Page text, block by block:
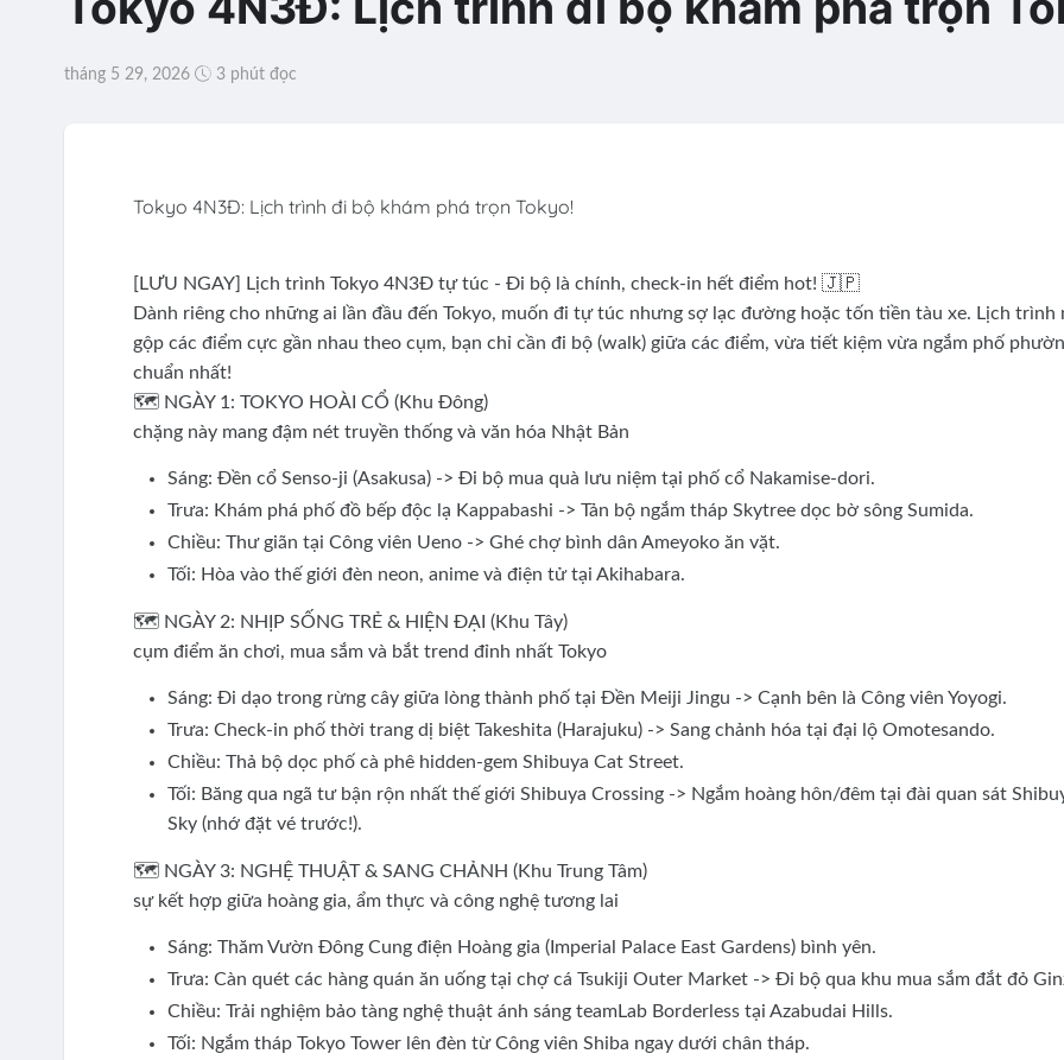
tháng 5 29, 2026 3 phút đọc
Tokyo 4N3Đ: Lịch trình đi bộ khám phá trọn Tokyo!
[LƯU NGAY] Lịch trình Tokyo 4N3Đ tự túc - Đi bộ là chính, check-in hết điểm hot! 🇯🇵
Dành riêng cho những ai lần đầu đến Tokyo, muốn đi tự túc nhưng sợ lạc đường hoặc tốn tiền tàu xe. Lịch trình
gộp các điểm cực gần nhau theo cụm, bạn chỉ cần đi bộ (walk) giữa các điểm, vừa tiết kiệm vừa ngắm phố
chuẩn nhất!
🗺️ NGÀY 1: TOKYO HOÀI CỔ (Khu Đông)
chặng này mang đậm nét truyền thống và văn hóa Nhật Bản
Sáng: Đền cổ Senso-ji (Asakusa) -> Đi bộ mua quà lưu niệm tại phố cổ Nakamise-dori.
Trưa: Khám phá phố đồ bếp độc lạ Kappabashi -> Tản bộ ngắm tháp Skytree dọc bờ sông Sumida.
Chiều: Thư giãn tại Công viên Ueno -> Ghé chợ bình dân Ameyoko ăn vặt.
Tối: Hòa vào thế giới đèn neon, anime và điện tử tại Akihabara.
🗺️ NGÀY 2: NHỊP SỐNG TRẺ & HIỆN ĐẠI (Khu Tây)
cụm điểm ăn chơi, mua sắm và bắt trend đỉnh nhất Tokyo
Sáng: Đi dạo trong rừng cây giữa lòng thành phố tại Đền Meiji Jingu -> Cạnh bên là Công viên Yoyogi.
Trưa: Check-in phố thời trang dị biệt Takeshita (Harajuku) -> Sang chảnh hóa tại đại lộ Omotesando.
Chiều: Thả bộ dọc phố cà phê hidden-gem Shibuya Cat Street.
Tối: Băng qua ngã tư bận rộn nhất thế giới Shibuya Crossing -> Ngắm hoàng hôn/đêm tại đài quan sát
Sky (nhớ đặt vé trước!).
🗺️ NGÀY 3: NGHỆ THUẬT & SANG CHẢNH (Khu Trung Tâm)
sự kết hợp giữa hoàng gia, ẩm thực và công nghệ tương lai
Sáng: Thăm Vườn Đông Cung điện Hoàng gia (Imperial Palace East Gardens) bình yên.
Trưa: Càn quét các hàng quán ăn uống tại chợ cá Tsukiji Outer Market -> Đi bộ qua khu mua sắm đắt đỏ
Chiều: Trải nghiệm bảo tàng nghệ thuật ánh sáng teamLab Borderless tại Azabudai Hills.
Tối: Ngắm tháp Tokyo Tower lên đèn từ Công viên Shiba ngay dưới chân tháp.